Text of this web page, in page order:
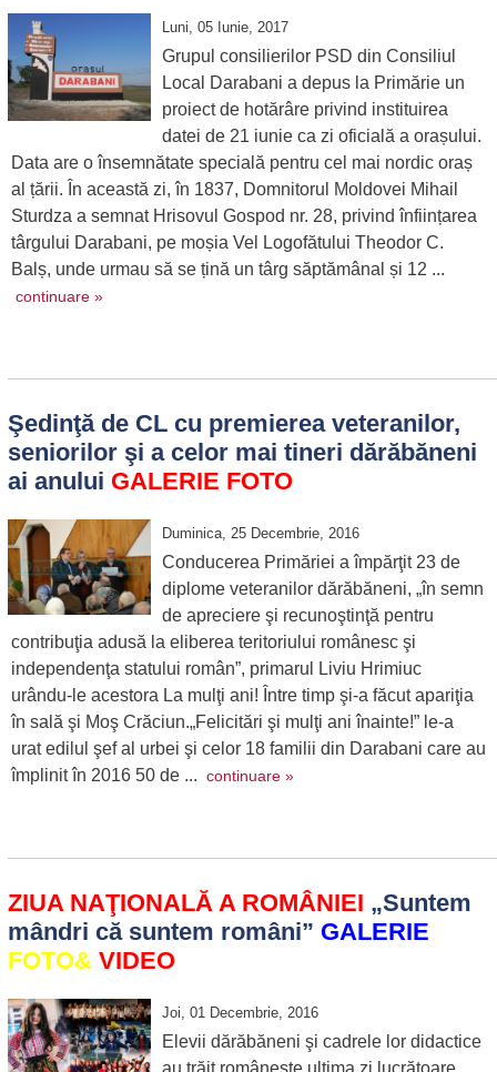
Luni, 05 Iunie, 2017
Grupul consilierilor PSD din Consiliul
Local Darabani a depus la Primărie un
proiect de hotărâre privind instituirea
datei de 21 iunie ca zi oficială a orașului.
Data are o însemnătate specială pentru cel mai nordic oraș
al țării. În această zi, în 1837, Domnitorul Moldovei Mihail
Sturdza a semnat Hrisovul Gospod nr. 28, privind înființarea
târgului Darabani, pe moșia Vel Logofătului Theodor C.
Balș, unde urmau să se țină un târg săptămânal și 12 ...
continuare »
Şedinţă de CL cu premierea veteranilor,
seniorilor şi a celor mai tineri dărăbăneni
ai anului GALERIE FOTO
Duminica, 25 Decembrie, 2016
Conducerea Primăriei a împărţit 23 de
diplome veteranilor dărăbăneni, „în semn
de apreciere şi recunoştinţă pentru
contribuţia adusă la eliberea teritoriului românesc şi
independenţa statului român”, primarul Liviu Hrimiuc
urându-le acestora La mulţi ani! Între timp şi-a făcut apariţia
în sală şi Moş Crăciun.„Felicitări şi mulţi ani înainte!” le-a
urat edilul şef al urbei şi celor 18 familii din Darabani care au
împlinit în 2016 50 de ... continuare »
ZIUA NAŢIONALĂ A ROMÂNIEI „Suntem
mândri că suntem români” GALERIE
FOTO& VIDEO
Joi, 01 Decembrie, 2016
Elevii dărăbăneni şi cadrele lor didactice
au trăit româneşte ultima zi lucrătoare